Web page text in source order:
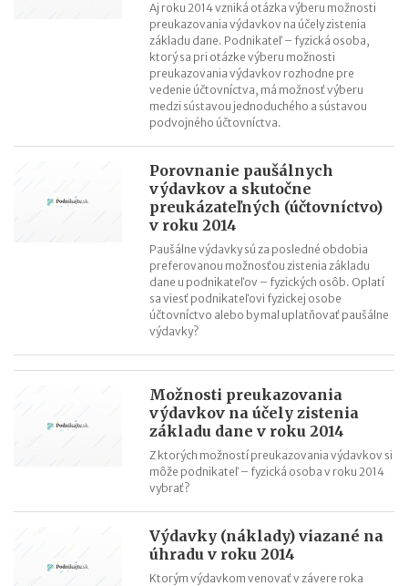
Aj roku 2014 vzniká otázka výberu možnosti
preukazovania výdavkov na účely zistenia
základu dane. Podnikateľ – fyzická osoba,
ktorý sa pri otázke výberu možnosti
preukazovania výdavkov rozhodne pre
vedenie účtovníctva, má možnosť výberu
medzi sústavou jednoduchého a sústavou
podvojného účtovníctva.
Porovnanie paušálnych
výdavkov a skutočne
preukázateľných (účtovníctvo)
v roku 2014
Paušálne výdavky sú za posledné obdobia
preferovanou možnosťou zistenia základu
dane u podnikateľov – fyzických osôb. Oplatí
sa viesť podnikateľovi fyzickej osobe
účtovníctvo alebo by mal uplatňovať paušálne
výdavky?
Možnosti preukazovania
výdavkov na účely zistenia
základu dane v roku 2014
Z ktorých možností preukazovania výdavkov si
môže podnikateľ – fyzická osoba v roku 2014
vybrať?
Výdavky (náklady) viazané na
úhradu v roku 2014
Ktorým výdavkom venovať v závere roka